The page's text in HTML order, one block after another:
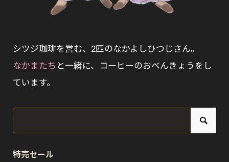
シツジ珈琲を営む、2匹のなかよしひつじさん。
なかまたち と一緒に、コーヒーのおべんきょうをし
ています。
特売セール